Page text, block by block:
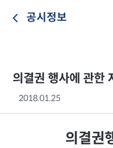
공시정보
의결권 행사에 관한
2018.01.25
의결권